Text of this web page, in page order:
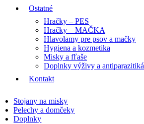
Ostatné
Hračky – PES
Hračky – MAČKA
Hlavolamy pre psov a mačky
Hygiena a kozmetika
Misky a fľaše
Doplnky výživy a antiparazitiká
Kontakt
Stojany na misky
Pelechy a domčeky
Doplnky